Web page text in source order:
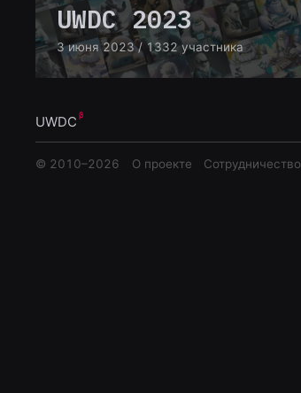
UWDC 2023
3 июня 2023 / 1332 участника
UWDC
© 2010–2026 О проекте Сотрудничество